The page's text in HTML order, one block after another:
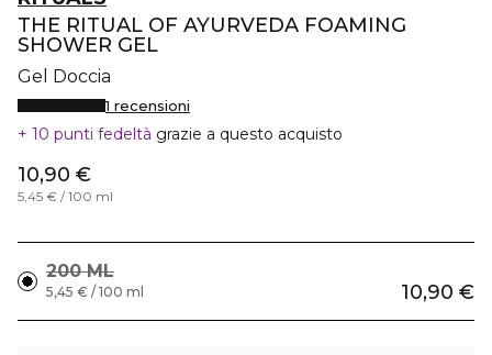
THE RITUAL OF AYURVEDA FOAMING
SHOWER GEL
Gel Doccia
1 recensioni
10 punti fedeltà grazie a questo acquisto
10,90 €
5,45 € / 100 ml
200 ML
10,90 €
5,45 € / 100 ml